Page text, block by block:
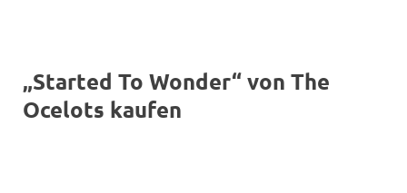
„Started To Wonder“ von The
Ocelots kaufen